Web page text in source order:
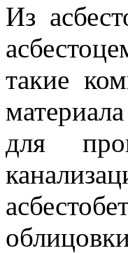
Из
такие
для